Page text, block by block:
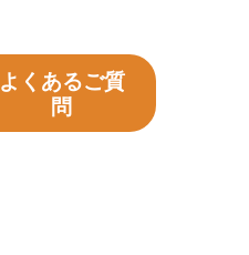
よくあるご質
問